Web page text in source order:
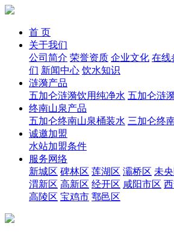
首 页
关于我们
公司简介 荣誉资质 企业文化 在线
们 新闻中心 饮水知识
涟漪产品
五加仑涟漪饮用纯净水 五加仑涟
终南山泉产品
五加仑终南山泉桶装水 三加仑终
诚邀加盟
水站加盟条件
服务网络
新城区 碑林区 莲湖区 灞桥区 未
渭新区 高新区 经开区 咸阳市区
高陵区 宝鸡市 鄠邑区